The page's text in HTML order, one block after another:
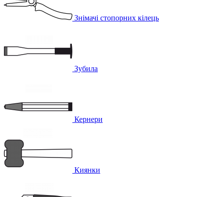
Знімачі стопорних кілець
Зубила
Кернери
Киянки